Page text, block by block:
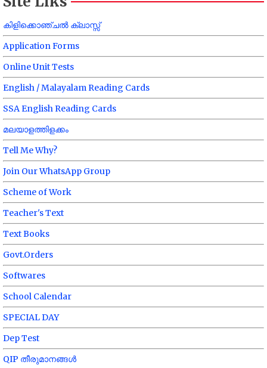
കിളിക്കൊഞ്ചൽ ക്ലാസ്സ്
Application Forms
Online Unit Tests
English / Malayalam Reading Cards
SSA English Reading Cards
മലയാളത്തിളക്കം
Tell Me Why?
Join Our WhatsApp Group
Scheme of Work
Teacher's Text
Text Books
Govt.Orders
Softwares
School Calendar
SPECIAL DAY
Dep Test
QIP തീരുമാനങ്ങൾ